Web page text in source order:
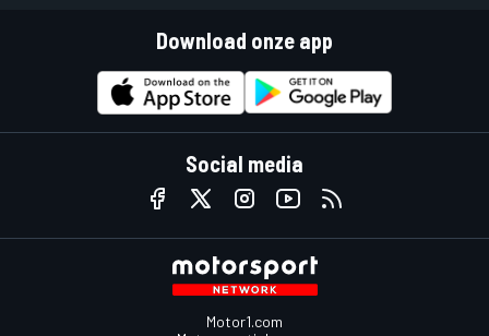
Download onze app
Social media
Motor1.com